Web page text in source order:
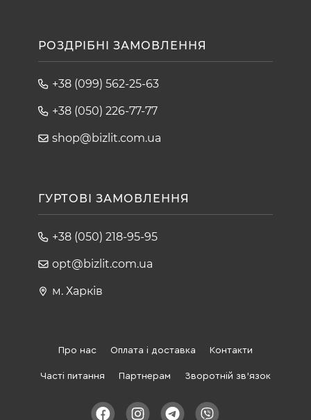
РОЗДРІБНІ ЗАМОВЛЕННЯ
+38 (099) 562-25-63
+38 (050) 226-77-77
shop@bizlit.com.ua
ГУРТОВІ ЗАМОВЛЕННЯ
+38 (050) 218-95-95
opt@bizlit.com.ua
м. Харків
Про нас Оплата і доставка Контакти
Часті питання Партнерам Зворотній зв'язок